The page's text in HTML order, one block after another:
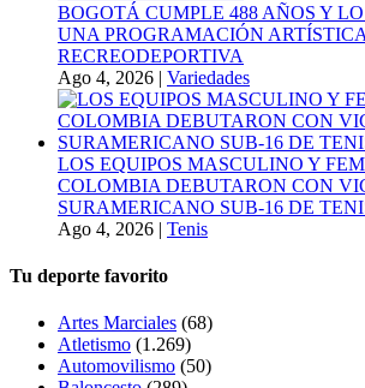
BOGOTÁ CUMPLE 488 AÑOS Y
UNA PROGRAMACIÓN
RECREODEPORTIVA
Ago 4, 2026 | Variedades
LOS EQUIPOS MASCULINO Y
COLOMBIA DEBUTARON CON
SURAMERICANO SUB-16 DE
Ago 4, 2026 | Tenis
Tu deporte favorito
Artes Marciales (68)
Atletismo (1.269)
Automovilismo (50)